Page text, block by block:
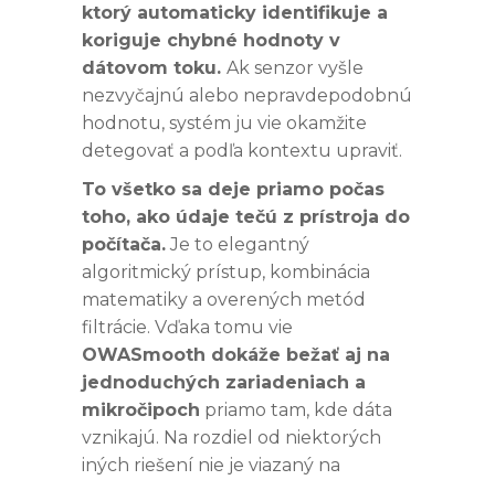
ktorý automaticky identifikuje a
koriguje chybné hodnoty v
dátovom toku. Ak senzor vyšle
nezvyčajnú alebo nepravdepodobnú
hodnotu, systém ju vie okamžite
detegovať a podľa kontextu upraviť.
To všetko sa deje priamo počas
toho, ako údaje tečú z prístroja do
počítača.Je to elegantný
algoritmický prístup, kombinácia
matematiky a overených metód
filtrácie. Vďaka tomu vie
OWASmooth dokáže bežať aj na
jednoduchých zariadeniach a
mikročipoch priamo tam, kde dáta
vznikajú. Na rozdiel od niektorých
iných riešení nie je viazaný na